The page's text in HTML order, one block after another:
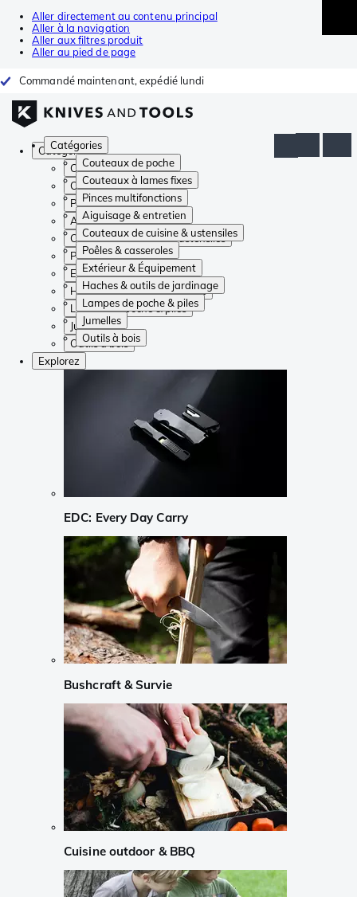
Aller directement au contenu principal
Aller à la navigation
Aller aux filtres produit
Aller au pied de page
Commandé maintenant, expédié lundi
Catégories
Couteaux de poche
Couteaux à lames fixes
Pinces multifonctions
Aiguisage & entretien
Couteaux de cuisine & ustensiles
Poêles & casseroles
Extérieur & Équipement
Haches & outils de jardinage
Lampes de poche & piles
Jumelles
Outils à bois
Catégories
Couteaux de poche
Couteaux à lames fixes
Pinces multifonctions
Aiguisage & entretien
Couteaux de cuisine & ustensiles
Poêles & casseroles
Extérieur & Équipement
Haches & outils de jardinage
Lampes de poche & piles
Jumelles
Outils à bois
Explorez
EDC: Every Day Carry
Bushcraft & Survie
Cuisine outdoor & BBQ